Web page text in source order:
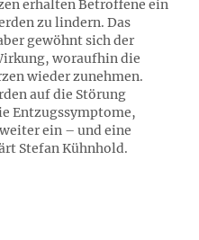
erhalten Betroffene ein
zu lindern. Das
gewöhnt sich der
woraufhin die
wieder zunehmen.
auf die Störung
Entzugssymptome,
ein – und eine
Stefan Kühnhold.